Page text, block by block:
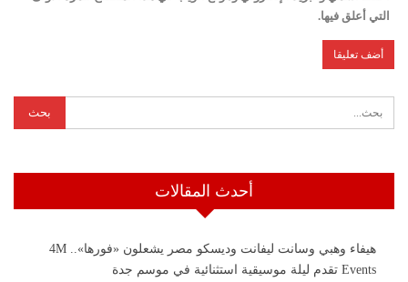
التي أعلق فيها.
أحدث المقالات
هيفاء وهبي وسانت ليفانت وديسكو مصر يشعلون «فورها».. 4M
Events تقدم ليلة موسيقية استثنائية في موسم جدة